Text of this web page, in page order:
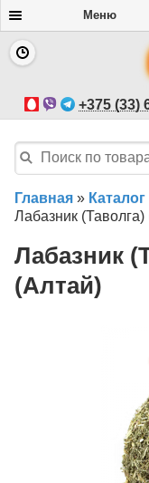
Меню
+375 (33)
Главная » Каталог
Лабазник (Таволга)
Лабазник
(Алтай)